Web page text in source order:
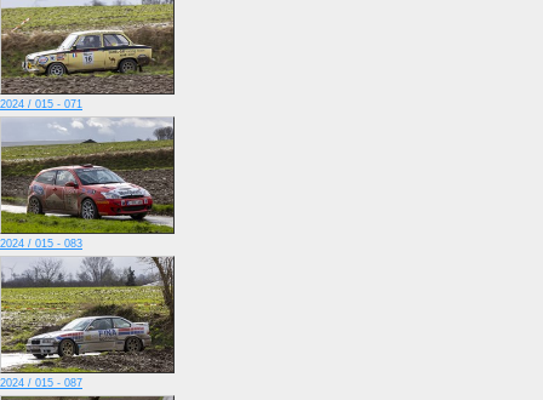
2024 / 015 - 071
2024 / 015 - 083
2024 / 015 - 087